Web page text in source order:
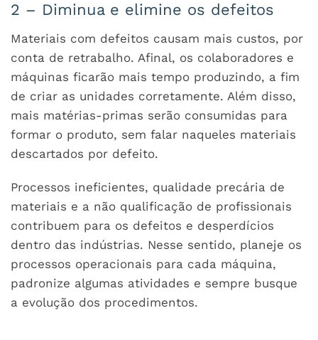
2 – Diminua e elimine os defeitos
Materiais com defeitos causam mais custos, por
conta de retrabalho. Afinal, os colaboradores e
máquinas ficarão mais tempo produzindo, a fim
de criar as unidades corretamente. Além disso,
mais matérias-primas serão consumidas para
formar o produto, sem falar naqueles materiais
descartados por defeito.
Processos ineficientes, qualidade precária de
materiais e a não qualificação de profissionais
contribuem para os defeitos e desperdícios
dentro das indústrias. Nesse sentido, planeje os
processos operacionais para cada máquina,
padronize algumas atividades e sempre busque
a evolução dos procedimentos.